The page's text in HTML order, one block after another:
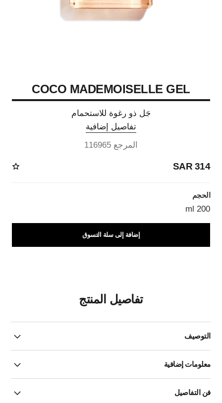
COCO MADEMOISELLE GEL
جَل ذو رغوة للاستحمام
تفاصيل إضافية
المرجع 116965
314 SAR
الحجم
200 ml
إضافة إلى سلة التسوق
تفاصيل المنتج
التوصيف
معلومات إضافية
فن التفاصيل